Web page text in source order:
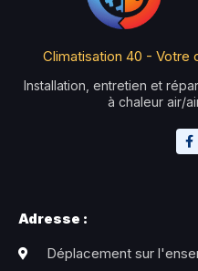
Climatisation 40 - Votre
Installation, entretien et
à chaleur air/
Adresse :
Déplacement sur